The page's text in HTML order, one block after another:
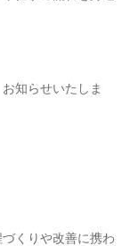
知らせいたしま
くりや改善に携わ